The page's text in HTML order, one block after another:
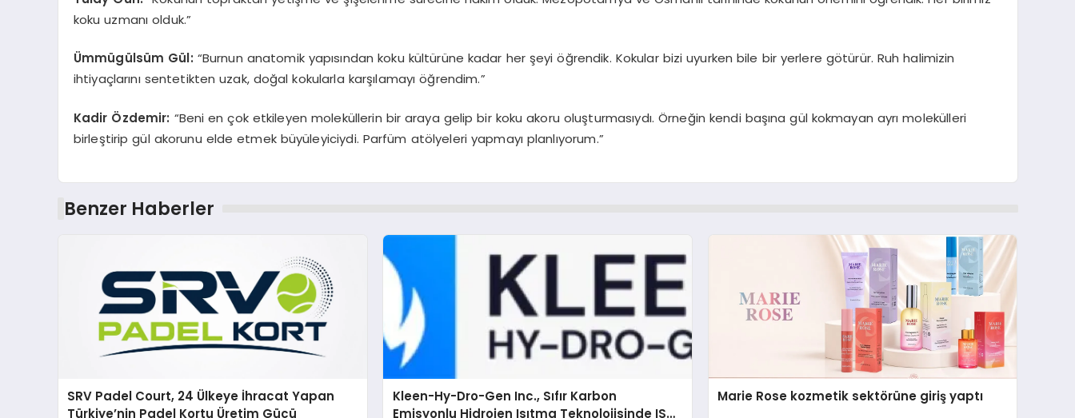
koku uzmanı olduk.”
Ümmügülsüm Gül: “Burnun anatomik yapısından koku kültürüne kadar her şeyi öğrendik. Kokular bizi uyurken bile bir yerlere götürür. Ruh halimizin
ihtiyaçlarını sentetikten uzak, doğal kokularla karşılamayı öğrendim.”
Kadir Özdemir: “Beni en çok etkileyen moleküllerin bir araya gelip bir koku akoru oluşturmasıydı. Örneğin kendi başına gül kokmayan ayrı molekülleri
birleştirip gül akorunu elde etmek büyüleyiciydi. Parfüm atölyeleri yapmayı planlıyorum.”
Benzer Haberler
SRV Padel Court, 24 Ülkeye İhracat Yapan
Türkiye’nin Padel Kortu Üretim Gücü
Kleen-Hy-Dro-Gen Inc., Sıfır Karbon
Emisyonlu Hidrojen Isıtma Teknolojisinde ISO
Marie Rose kozmetik sektörüne giriş yaptı